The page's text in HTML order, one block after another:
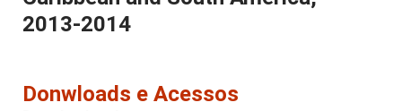
2013-2014
Donwloads e Acessos